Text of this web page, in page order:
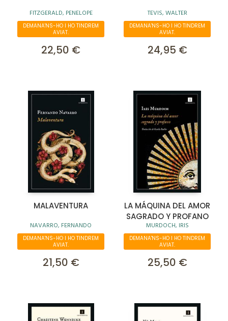
FITZGERALD, PENELOPE
DEMANA'NS-HO I HO TINDREM
AVIAT.
22,50 €
TEVIS, WALTER
DEMANA'NS-HO I HO TINDREM
AVIAT.
24,95 €
MALAVENTURA
NAVARRO, FERNANDO
DEMANA'NS-HO I HO TINDREM
AVIAT.
21,50 €
LA MÁQUINA DEL AMOR
SAGRADO Y PROFANO
MURDOCH, IRIS
DEMANA'NS-HO I HO TINDREM
AVIAT.
25,50 €